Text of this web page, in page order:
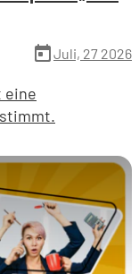
todayJuli, 27 2026
eine